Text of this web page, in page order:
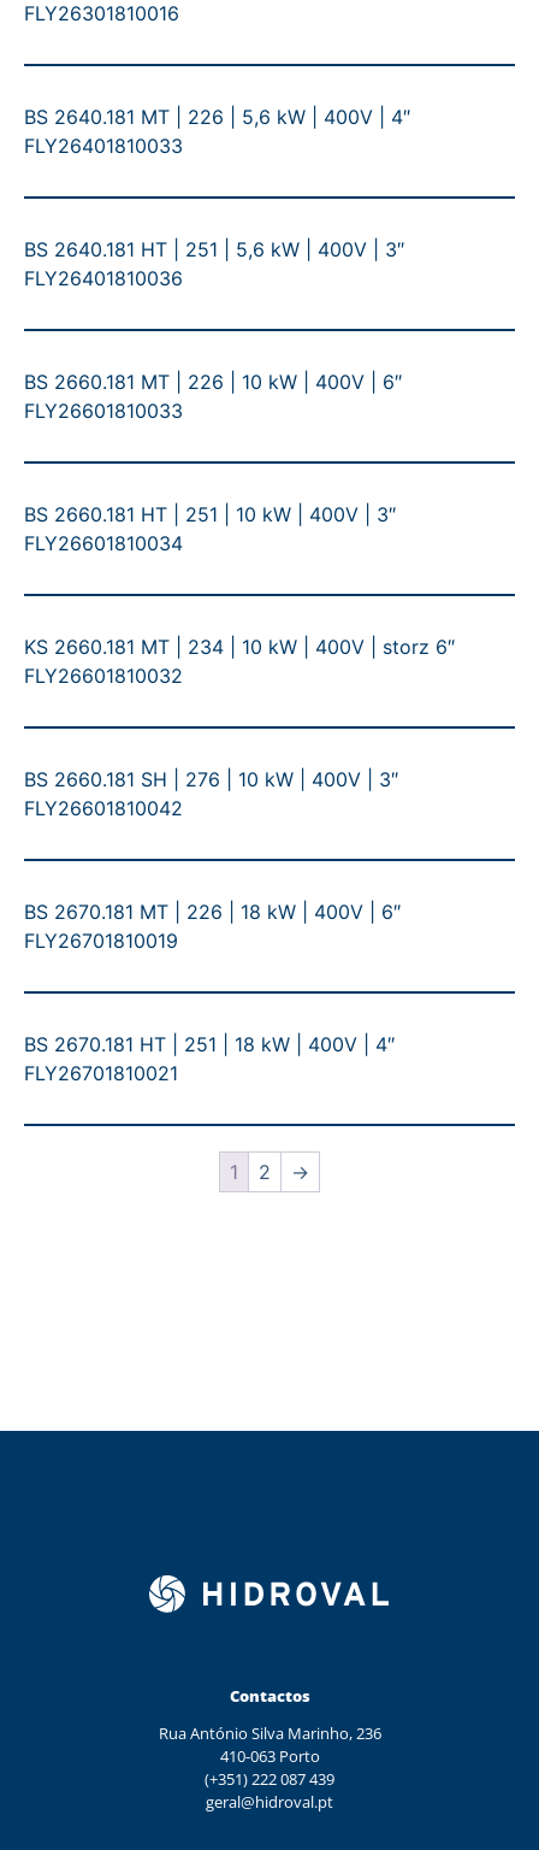
FLY26301810016
BS 2640.181 MT | 226 | 5,6 kW | 400V | 4″
FLY26401810033
BS 2640.181 HT | 251 | 5,6 kW | 400V | 3″
FLY26401810036
BS 2660.181 MT | 226 | 10 kW | 400V | 6″
FLY26601810033
BS 2660.181 HT | 251 | 10 kW | 400V | 3″
FLY26601810034
KS 2660.181 MT | 234 | 10 kW | 400V | storz 6″
FLY26601810032
BS 2660.181 SH | 276 | 10 kW | 400V | 3″
FLY26601810042
BS 2670.181 MT | 226 | 18 kW | 400V | 6″
FLY26701810019
BS 2670.181 HT | 251 | 18 kW | 400V | 4″
FLY26701810021
1 2 →
Contactos
Rua António Silva Marinho, 236
410-063 Porto
(+351) 222 087 439
geral@hidroval.pt